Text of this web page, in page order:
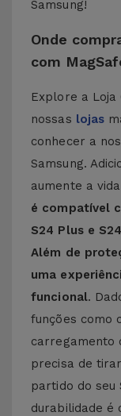
Samsung!
Onde
com
Explore a Loja
nossas lojas
conhecer a
Samsung.
aumente a
é compatível
S24 Plus e
Além de
uma
funcional.
funções como
carregamento
precisa de
partido do seu
durabilidade é